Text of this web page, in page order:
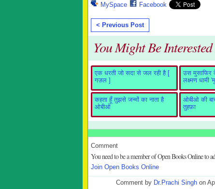
MySpace
Facebook
< Previous Post
You Might Be
एक धरती जो सदा से जल रही है [
गज़ल ]
उस मुसाफिर
लक्ष्मण धामी
कहता हूँ तुझसे जन्मों का नाता है
ओबीओ
ओबीओ की
तुहफ़ा
Comment
You need to be a member of Open Books Online to
Join Open Books Online
Comment by Dr.Prachi Singh on